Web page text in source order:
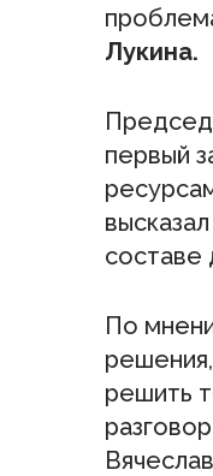
Лукина.
первый
составе
По
решить